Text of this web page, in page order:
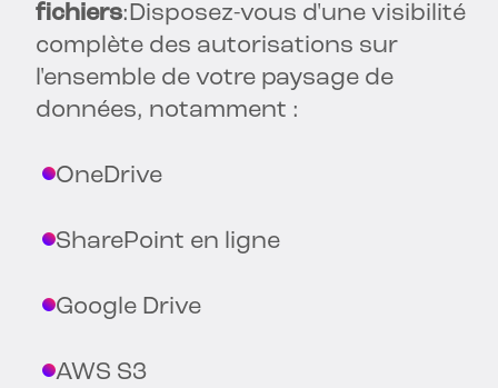
fichiers:Disposez-vous d'une visibilité
complète des autorisations sur
l'ensemble de votre paysage de
données, notamment :
OneDrive
SharePoint en ligne
Google Drive
AWS S3